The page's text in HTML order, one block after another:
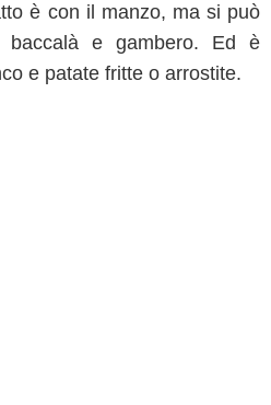
è con il manzo, ma si può
e gambero. Ed è
e patate fritte o arrostite.